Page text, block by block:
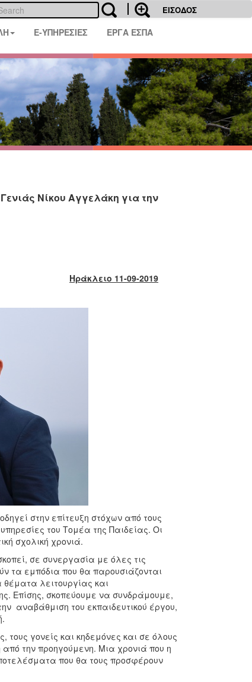
ΕΙΣΟΔΟΣ
E-ΥΠΗΡΕΣΙΕΣ ΕΡΓΑ ΕΣΠΑ
Νίκου Αγγελάκη για την
Ηράκλειο 11-09-2019
στην επίτευξη στόχων από τους
του Τομέα της Παιδείας. Οι
σχολική χρονιά.
σε συνεργασία με όλες τις
τα εμπόδια που θα παρουσιάζονται
λειτουργίας και
Επίσης, σκοπεύουμε να συνδράμουμε,
αναβάθμιση του εκπαιδευτικού έργου,
γονείς και κηδεμόνες και σε όλους
από την προηγούμενη. Μια χρονιά που η
που θα τους προσφέρουν